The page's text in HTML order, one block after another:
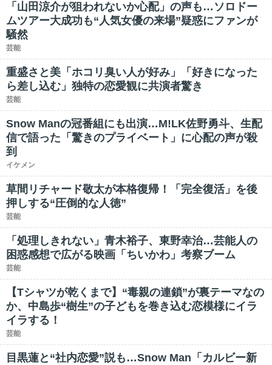
「山田涼介が狙われないか心配」の声も…ソロドー
ムツアー大成功も“人気女優の来場”疑惑にファンが
騒然
芸能
重盛さと美「ホコリ臭い人が好み」「好きになった
ら差し込む」独特の恋愛観に共演者驚き
芸能
Snow Manの冠番組にも出演…M!LK佐野勇斗、生配
信で語った「驚きのプライベート」に心配の声が殺
到
イケメン
草間リチャード敬太が本格復帰！「完全復活」を後
押しする“圧倒的な人徳”
芸能
「処理しきれない」青木裕子、東野幸治…芸能人の
困惑感想で広がる映画「ちいかわ」考察ブーム
芸能
【Tシャツが乾くまで】“毒親の連鎖”が裏テーマなの
か、中島歩“樹生”の子どもを巻き込む恋模様にイラ
イラする！
芸能
目黒蓮と“社内恋愛”説も…Snow Man「カルビー新